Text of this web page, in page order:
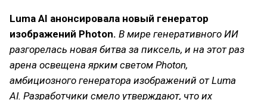
Luma AI анонсировала новый генератор
изображений Photon. В мире генеративного ИИ
разгорелась новая битва за пиксель, и на этот раз
арена освещена ярким светом Photon,
амбициозного генератора изображений от Luma
AI. Разработчики смело утверждают, что их